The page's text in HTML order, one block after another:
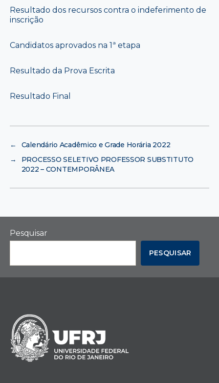
Resultado dos recursos contra o indeferimento de
inscrição
Candidatos aprovados na 1ª etapa
Resultado da Prova Escrita
Resultado Final
←
Calendário Acadêmico e Grade Horária 2022
→
PROCESSO SELETIVO PROFESSOR SUBSTITUTO
2022 – CONTEMPORÂNEA
Pesquisar
PESQUISAR